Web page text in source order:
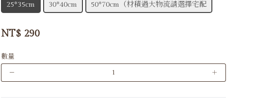
25*35cm 30*40cm 50*70cm（材積過大物流請選擇宅配
NT$ 290
數量
－ ＋